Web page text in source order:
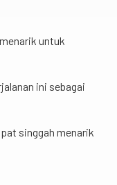
untuk
ini sebagai
singgah menarik